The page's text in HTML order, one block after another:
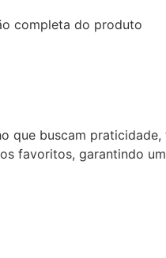
completa do produto
que buscam
favoritos, garantindo